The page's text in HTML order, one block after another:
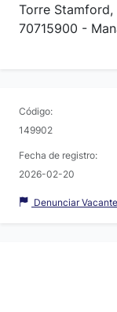
Torre
70715900 -
Código:
149902
Fecha de registro:
2026-02-20
Denunciar Vacante